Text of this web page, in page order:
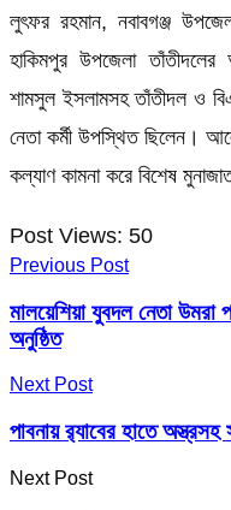
লুৎফর রহমান, নবাবগঞ্জ
হাকিমপুর উপজেলা
শামসুল ইসলামসহ তাঁতীদল ও
নেতা কর্মী উপস্থিত ছিলেন।
কল্যাণ কামনা করে বিশেষ
Post Views: 50
Previous Post
মালয়েশিয়া যুবদল নেতা
অনুষ্ঠিত
Next Post
পাবনায় র‌্যাবের হাতে অস্ত্রসহ
Next Post